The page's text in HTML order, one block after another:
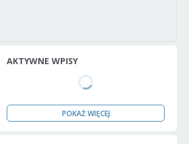
AKTYWNE WPISY
POKAŻ WIĘCEJ